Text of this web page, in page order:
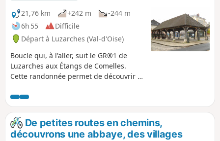
21,76 km
+242 m
-244 m
6h 55
Difficile
Départ à Luzarches (Val-d'Oise)
Boucle qui, à l'aller, suit le GR®1 de
Luzarches aux Étangs de Comelles.
Cette randonnée permet de découvrir la
essences variées.
De petites routes en chemins,
découvrons une abbaye, des villages